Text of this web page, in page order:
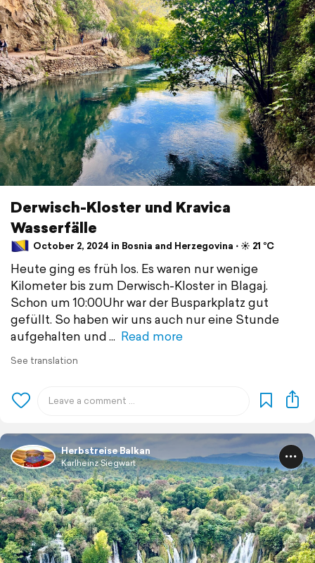
Derwisch-Kloster und Kravica
Wasserfälle
October 2, 2024 in Bosnia and Herzegovina ⋅ ☀️ 21 °C
Heute ging es früh los. Es waren nur wenige
Kilometer bis zum Derwisch-Kloster in Blagaj.
Schon um 10:00Uhr war der Busparkplatz gut
gefüllt. So haben wir uns auch nur eine Stunde
aufgehalten und
Read more
See translation
Herbstreise Balkan
Karlheinz Siegwart